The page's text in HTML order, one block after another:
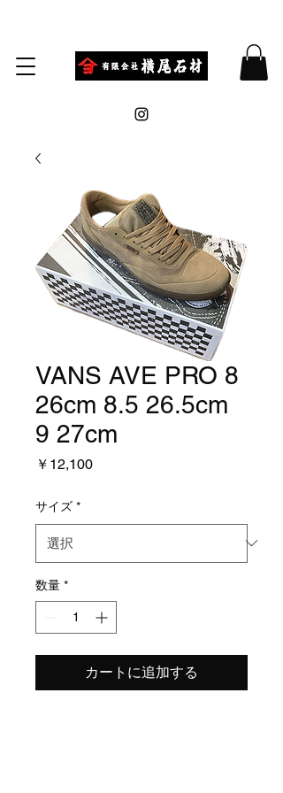
VANS AVE PRO 8
26cm 8.5 26.5cm
9 27cm
￥12,100価
サイズ *
数量 *
カートに追加する